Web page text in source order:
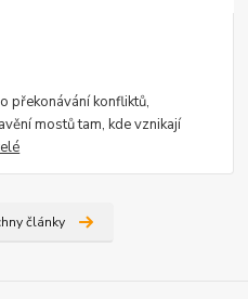
překonávání konfliktů,
mostů tam, kde vznikají
články